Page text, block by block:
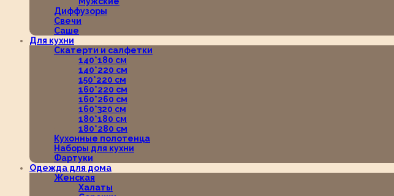
Диффузоры
Свечи
Саше
Для кухни
Скатерти и салфетки
140*180 см
140*220 см
150*220 см
160*220 см
160*260 см
160*320 см
180*180 см
180*280 см
Кухонные полотенца
Наборы для кухни
Фартуки
Одежда для дома
Женская
Халаты